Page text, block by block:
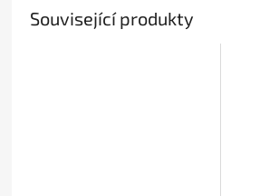
Související produkty